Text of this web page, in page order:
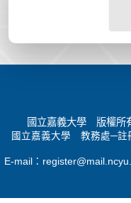
國立嘉義大學 版權所
國立嘉義大學 教務處─
E-mail：